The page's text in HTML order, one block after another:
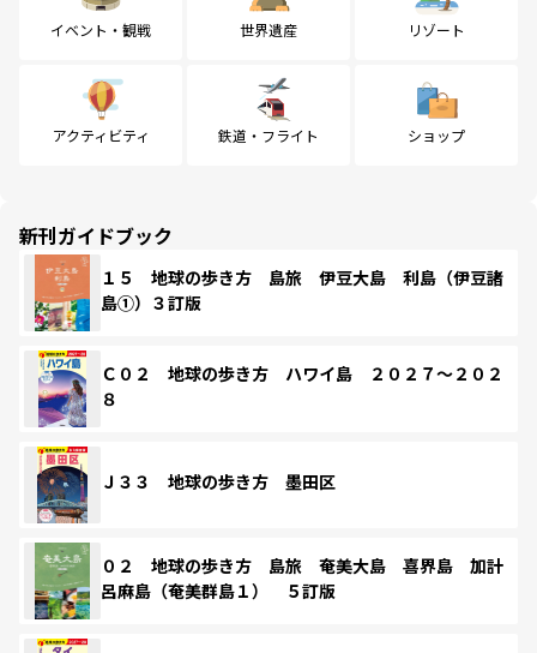
イベント・観戦 世界遺産 リゾート
アクティビティ 鉄道・フライト ショップ
新刊ガイドブック
１５ 地球の歩き方 島旅 伊豆大島 利島（伊豆諸
島①）３訂版
Ｃ０２ 地球の歩き方 ハワイ島 ２０２７～２０２
８
Ｊ３３ 地球の歩き方 墨田区
０２ 地球の歩き方 島旅 奄美大島 喜界島 加計
呂麻島（奄美群島１） ５訂版